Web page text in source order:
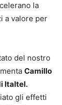
la
a valore per
del nostro
Camillo
Italtel.
gli effetti